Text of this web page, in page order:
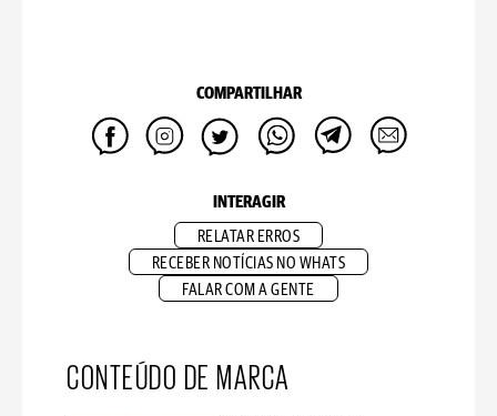
COMPARTILHAR
INTERAGIR
RELATAR ERROS
RECEBER NOTÍCIAS NO WHATS
FALAR COM A GENTE
CONTEÚDO DE MARCA